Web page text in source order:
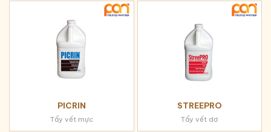
PICRIN
Tẩy vết mực
STREEPRO
Tẩy vết dơ